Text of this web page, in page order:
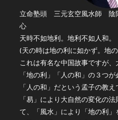
立命塾頭 三元玄空風水師 陰
心
天時不如地利。地利不如人和。
(天の時は地の利に如かず。地
これは有名な中国故事ですが、
「地の利」「人の和」の３つ
「人の和」だという孟子の教え
「易」により大自然の変化の
て、「風水」により「地の利